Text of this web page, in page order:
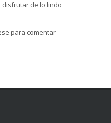
disfrutar de lo lindo
para comentar